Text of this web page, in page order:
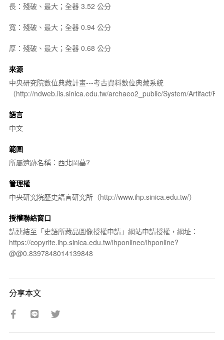
長：殘破、最大；全器 3.52 公分
寬：殘破、最大；全器 0.94 公分
厚：殘破、最大；全器 0.68 公分
來源
中央研究院數位典藏計畫---考古資料數位典藏系統
（http://ndweb.iis.sinica.edu.tw/archaeo2_public/System/Artifact/
語言
中文
範圍
所屬遺跡名稱：西北岡墓?
管理權
中央研究院歷史語言研究所（http://www.ihp.sinica.edu.tw/）
授權聯絡窗口
請連結至「史語所藏品圖像授權申請」網站申請授權，網址：
https://copyrite.ihp.sinica.edu.tw/ihponlinec/ihponline?
@@0.8397848014139848
分享本文